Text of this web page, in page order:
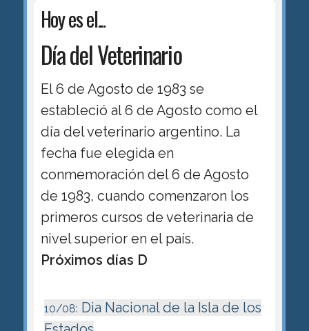
Hoy es el...
Día del Veterinario
El 6 de Agosto de 1983 se
estableció al 6 de Agosto como el
día del veterinario argentino. La
fecha fue elegida en
conmemoración del 6 de Agosto
de 1983, cuando comenzaron los
primeros cursos de veterinaria de
nivel superior en el país.
Próximos días D
10/08: Dia Nacional de la Isla de los